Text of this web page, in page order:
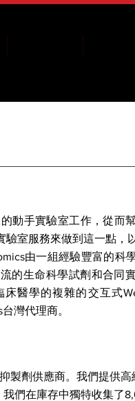
動手實驗室工作，從而
室服務來做到這一點，
由一組經驗豐富的科
的生命科學試劑和合同
床醫學的複雜的交互式
灣代理商。
製劑供應商。我們提供
們在庫存中獨特收集了